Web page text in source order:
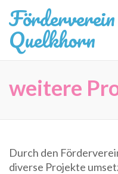
Inhalt
springen
(Eingabetaste
Quelkhorn
weitere
Durch den
diverse Projekte